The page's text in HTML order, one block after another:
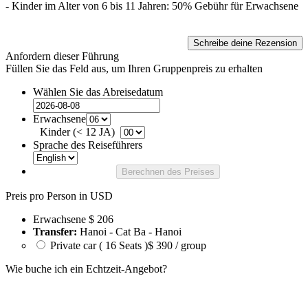
- Kinder im Alter von 6 bis 11 Jahren: 50% Gebühr für Erwachsene
Schreibe deine Rezension
Anfordern dieser Führung
Füllen Sie das Feld aus, um Ihren Gruppenpreis zu erhalten
Wählen Sie das Abreisedatum
Erwachsene
Kinder (< 12 JA)
Sprache des Reiseführers
Berechnen des Preises
Preis pro Person in USD
Erwachsene $ 206
Transfer: Hanoi - Cat Ba - Hanoi
Private car ( 16 Seats )$ 390 / group
Wie buche ich ein Echtzeit-Angebot?